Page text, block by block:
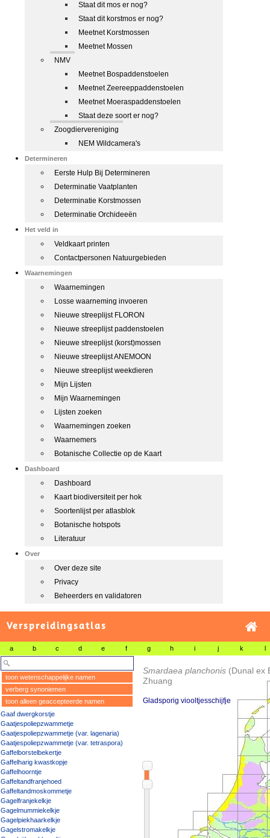
Staat dit mos er nog?
Staat dit korstmos er nog?
Meetnet Korstmossen
Meetnet Mossen
NMV
Meetnet Bospaddenstoelen
Meetnet Zeereeppaddenstoelen
Meetnet Moeraspaddenstoelen
Staat deze soort er nog?
Zoogdiervereniging
NEM Wildcamera's
Determineren
Eerste Hulp Bij Determineren
Determinatie Vaatplanten
Determinatie Korstmossen
Determinatie Orchideeën
Het veld in
Veldkaart printen
Contactpersonen Natuurgebieden
Waarnemingen
Waarnemingen
Losse waarneming invoeren
Nieuwe streeplijst FLORON
Nieuwe streeplijst paddenstoelen
Nieuwe streeplijst (korst)mossen
Nieuwe streeplijst ANEMOON
Nieuwe streeplijst weekdieren
Mijn Lijsten
Mijn Waarnemingen
Lijsten zoeken
Waarnemingen zoeken
Waarnemers
Botanische Collectie op de Kaart
Dashboard
Dashboard
Kaart biodiversiteit per hok
Soortenlijst per atlasblok
Botanische hotspots
Literatuur
Over
Over deze site
Privacy
Beheerders en validatoren
Verspreidingsatlas
a b c d e f g h i j k l
toon wetenschappelijke namen
verberg synoniemen
toon alleen geaccepteerde namen
Gaaf dwergkorstje
Gaatjespoliepzwammetje
Gaatjespoliepzwammetje (var. lagenaria)
Gaatjespoliepzwammetje (var. tetraspora)
Gaffelborstelbekertje
Gaffelharig kwastkopje
Gaffelhoorntje
Gaffeltandfranjehoed
Gaffeltandmoskommetje
Gagelfranjekelkje
Gagelmummiekelkje
Gagelpiekhaarkelkje
Gagelstromakelkje
Smardaea planchonis (Dunal ex
Zhuang
Gladsporig viooltjesschijfje